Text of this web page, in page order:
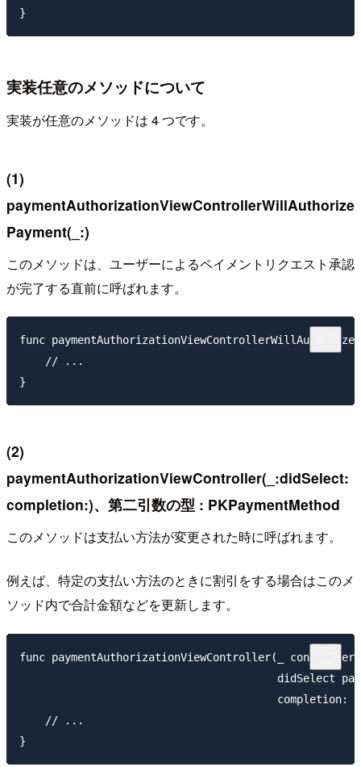
実装任意のメソッドについて
実装が任意のメソッドは 4 つです。
(1)
paymentAuthorizationViewControllerWillAuthorize
Payment(_:)
このメソッドは、ユーザーによるペイメントリクエスト承認
が完了する直前に呼ばれます。
func
    // ...
(2)
paymentAuthorizationViewController(_:didSelect:
completion:)、第二引数の型 : PKPaymentMethod
このメソッドは支払い方法が変更された時に呼ばれます。
例えば、特定の支払い方法のときに割引をする場合はこのメ
ソッド内で合計金額などを更新します。
func paymentAuthorizationViewController(_
didSelect
completion:
    // ...